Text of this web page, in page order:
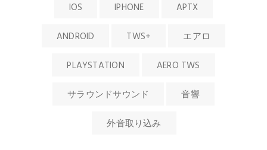
IOS IPHONE APTX
ANDROID TWS+ エアロ
PLAYSTATION AERO TWS
サラウンドサウンド 音響
外音取り込み